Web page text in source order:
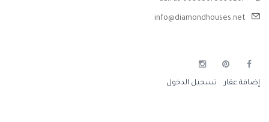
info@diamondhouses.net
إضافة عقار تسجيل الدخول